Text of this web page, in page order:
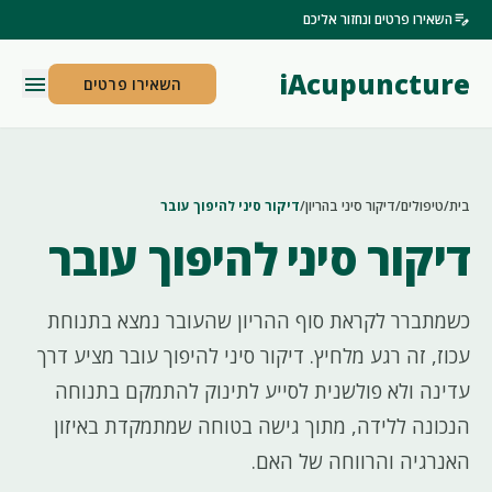
edit_noteהשאירו פרטים ונחזור אליכם
iAcupuncture השאירו פרטים menu
בית/טיפולים/דיקור סיני בהריון/דיקור סיני להיפוך עובר
דיקור סיני להיפוך עובר
כשמתברר לקראת סוף ההריון שהעובר נמצא בתנוחת
עכוז, זה רגע מלחיץ. דיקור סיני להיפוך עובר מציע דרך
עדינה ולא פולשנית לסייע לתינוק להתמקם בתנוחה
הנכונה ללידה, מתוך גישה בטוחה שמתמקדת באיזון
האנרגיה והרווחה של האם.